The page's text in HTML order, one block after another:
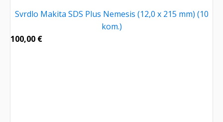
Svrdlo Makita SDS Plus Nemesis (12,0 x 215 mm) (10
kom.)
100,00 €